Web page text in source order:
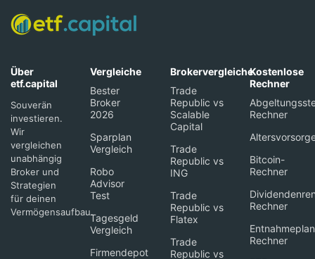
Über
etf.capital
Souverän
investieren.
Wir
vergleichen
unabhängig
Broker und
Strategien
für deinen
Vermögensaufbau.
Vergleiche
Bester
Broker
2026
Sparplan
Vergleich
Robo
Advisor
Test
Tagesgeld
Vergleich
Firmendepot
Brokervergleiche
Trade
Republic vs
Scalable
Capital
Trade
Republic vs
ING
Trade
Republic vs
Flatex
Trade
Republic vs
Kostenlose
Rechner
Rechner
Bitcoin-
Rechner
Rechner
Rechner